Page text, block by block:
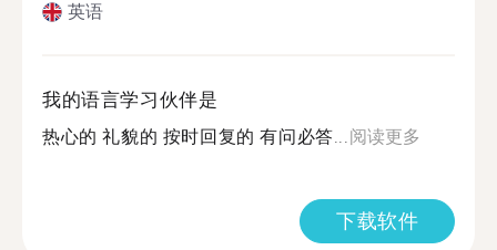
英语
我的语言学习伙伴是
热心的 礼貌的 按时回复的 有问必答...阅读更多
下载软件